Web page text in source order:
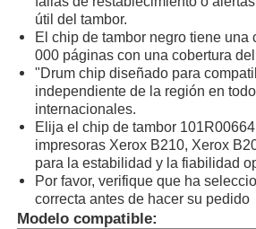
útil del tambor.
El chip de tambor negro tiene una
000 páginas con una cobertura
"Drum chip diseñado para
independiente de la región en
internacionales.
Elija el chip de tambor
impresoras Xerox B210, Xerox
para la estabilidad y la fiabilidad
Por favor, verifique que ha
correcta antes de hacer su pedido
Modelo compatible: